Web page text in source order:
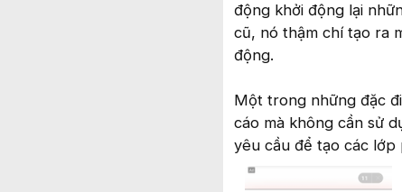
động khởi động lại
cũ, nó thậm chí tạo ra
động.
Một trong những đặc
cáo mà không cần sử
yêu cầu để tạo các lớp